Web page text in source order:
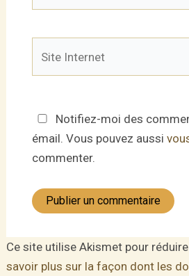
Internet
Notifiez-moi des
émail. Vous pouvez aussi
commenter.
Ce site utilise Akismet pour
savoir plus sur la façon dont les